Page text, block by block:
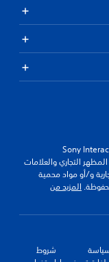
التجاري والعلامات
و/أو مواد محمية
المزيد من
شروط